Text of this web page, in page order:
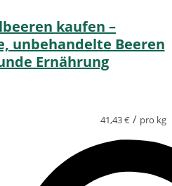
kaufen –
unbehandelte Beeren
Ernährung
41,43€ / pro kg